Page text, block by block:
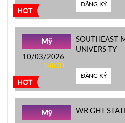
HOT
ĐĂNG KÝ
HOT
Mỹ
10/03/2026
14h00
SOUTHEAST
UNIVERSITY
ĐĂNG KÝ
Mỹ WRIGHT